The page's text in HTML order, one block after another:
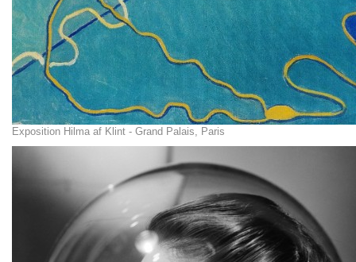
Exposition Hilma af Klint - Grand Palais, Paris